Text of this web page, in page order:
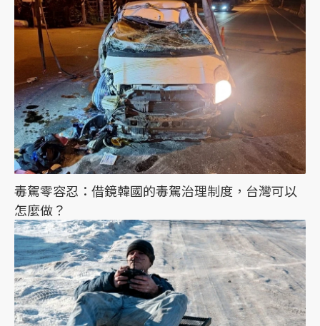
毒駕零容忍：借鏡韓國的毒駕治理制度，台灣可以
怎麼做？